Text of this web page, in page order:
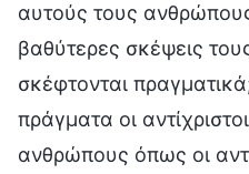
αυτούς τους
βαθύτερες σκέψεις
σκέφτονται
πράγματα οι
ανθρώπους όπως οι